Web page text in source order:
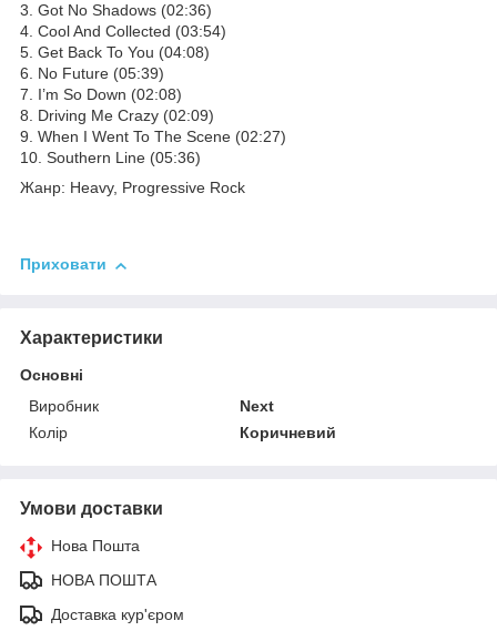
3. Got No Shadows (02:36)
4. Cool And Collected (03:54)
5. Get Back To You (04:08)
6. No Future (05:39)
7. I’m So Down (02:08)
8. Driving Me Crazy (02:09)
9. When I Went To The Scene (02:27)
10. Southern Line (05:36)
Жанр: Heavy, Progressive Rock
Приховати
Характеристики
Основні
Виробник
Next
Колір
Коричневий
Умови доставки
Нова Пошта
НОВА ПОШТА
Доставка кур'єром